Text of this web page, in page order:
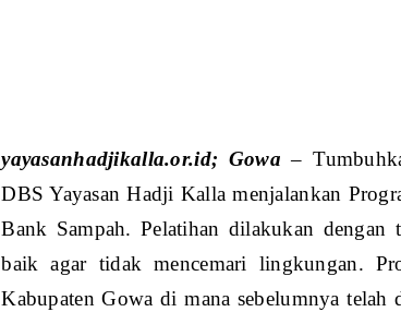
yayasanhadjikalla.or.id; Gowa –
DBS Yayasan Hadji Kalla menjalankan
Bank Sampah. Pelatihan dilakukan
baik agar tidak mencemari lingkungan.
Kabupaten Gowa di mana sebelumnya